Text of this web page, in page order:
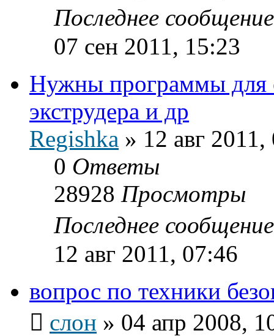
Последнее
07 сен 2011, 15:23
Нужны программы для
экструдера и др
Regishka » 12 авг
0 Ответы
28928 Просмотры
Последнее
12 авг 2011, 07:46
вопрос по техники
слон » 04 апр 2008,